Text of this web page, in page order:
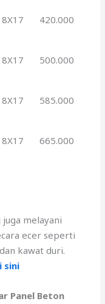
420.000
500.000
585.000
665.000
melayani
ecer seperti
kawat duri.
sini
Panel Beton